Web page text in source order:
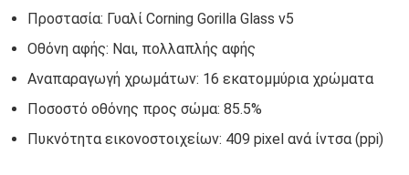
Προστασία: Γυαλί Corning Gorilla Glass v5
Οθόνη αφής: Ναι, πολλαπλής αφής
Αναπαραγωγή χρωμάτων: 16 εκατομμύρια χρώματα
Ποσοστό οθόνης προς σώμα: 85.5%
Πυκνότητα εικονοστοιχείων: 409 pixel ανά ίντσα (ppi)